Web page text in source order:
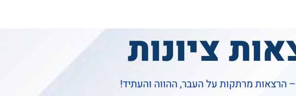
ציונות
– הרצאות מרתקות על העבר, ההווה והעתיד!